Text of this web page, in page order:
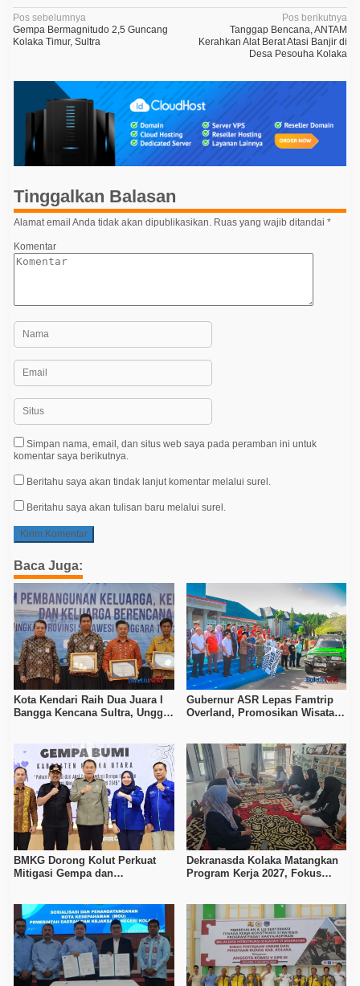
N
a
i
i
p
o
s
Pos sebelumnya
Gempa Bermagnitudo 2,5 Guncang
Kolaka Timur, Sultra
Pos berikutnya
Tanggap Bencana, ANTAM
Kerahkan Alat Berat Atasi Banjir di
Desa Pesouha Kolaka
Tinggalkan Balasan
Alamat email Anda tidak akan dipublikasikan. Ruas yang wajib ditandai *
Komentar
Simpan nama, email, dan situs web saya pada peramban ini untuk
komentar saya berikutnya.
Beritahu saya akan tindak lanjut komentar melalui surel.
Beritahu saya akan tulisan baru melalui surel.
Baca Juga:
Kota Kendari Raih Dua Juara I
Bangga Kencana Sultra, Unggul
Gubernur ASR Lepas Famtrip
Overland, Promosikan Wisata
BMKG Dorong Kolut Perkuat
Mitigasi Gempa dan
Dekranasda Kolaka Matangkan
Program Kerja 2027, Fokus